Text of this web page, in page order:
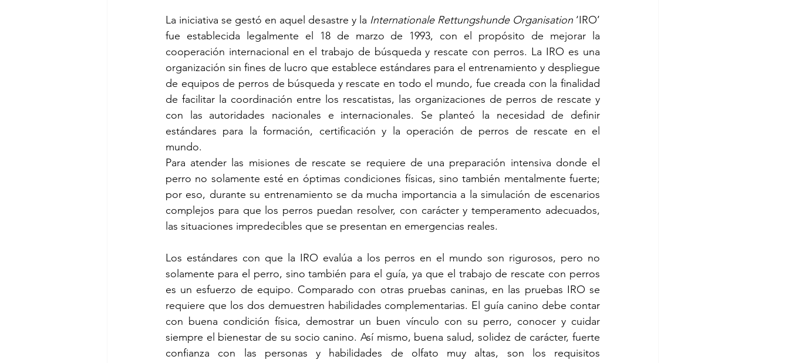
La iniciativa se gestó en aquel desastre y la Internationale Rettungshunde Organisation ‘IRO’
fue establecida legalmente el 18 de marzo de 1993, con el propósito de mejorar la
cooperación internacional en el trabajo de búsqueda y rescate con perros. La IRO es una
organización sin fines de lucro que establece estándares para el entrenamiento y despliegue
de equipos de perros de búsqueda y rescate en todo el mundo, fue creada con la finalidad
de facilitar la coordinación entre los rescatistas, las organizaciones de perros de rescate y
con las autoridades nacionales e internacionales. Se planteó la necesidad de definir
estándares para la formación, certificación y la operación de perros de rescate en el
mundo.
Para atender las misiones de rescate se requiere de una preparación intensiva donde el
perro no solamente esté en óptimas condiciones físicas, sino también mentalmente fuerte;
por eso, durante su entrenamiento se da mucha importancia a la simulación de escenarios
complejos para que los perros puedan resolver, con carácter y temperamento adecuados,
las situaciones impredecibles que se presentan en emergencias reales.
Los estándares con que la IRO evalúa a los perros en el mundo son rigurosos, pero no
solamente para el perro, sino también para el guía, ya que el trabajo de rescate con perros
es un esfuerzo de equipo. Comparado con otras pruebas caninas, en las pruebas IRO se
requiere que los dos demuestren habilidades complementarias. El guía canino debe contar
con buena condición física, demostrar un buen vínculo con su perro, conocer y cuidar
siempre el bienestar de su socio canino. Así mismo, buena salud, solidez de carácter, fuerte
confianza con las personas y habilidades de olfato muy altas, son los requisitos